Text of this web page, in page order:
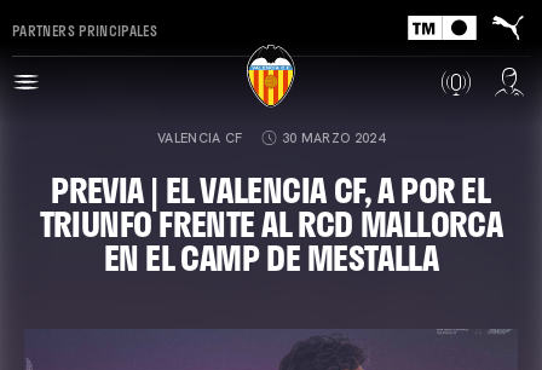
PARTNERS PRINCIPALES
VALENCIA CF 30 MARZO 2024
PREVIA | EL VALENCIA CF, A POR EL
TRIUNFO FRENTE AL RCD MALLORCA
EN EL CAMP DE MESTALLA